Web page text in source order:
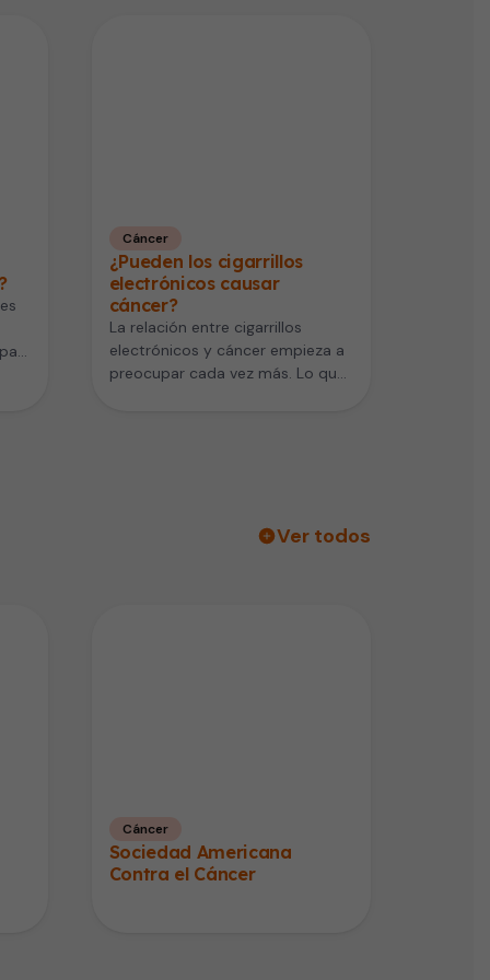
a
Cáncer
¿Pueden los cigarrillos
electrónicos causar
cáncer?
La relación entre cigarrillos
electrónicos y cáncer empieza a
preocupar cada vez más. Lo que
Ver todos
Cáncer
Sociedad Americana
Contra el Cáncer